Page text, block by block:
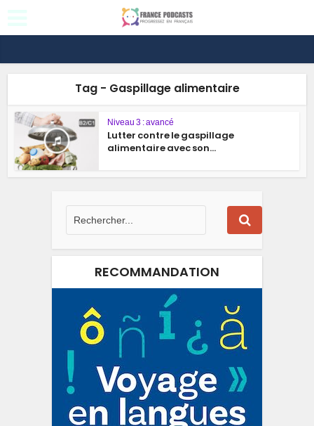
Tag - Gaspillage alimentaire
Niveau 3 : avancé
Lutter contre le gaspillage
alimentaire avec son...
RECOMMANDATION